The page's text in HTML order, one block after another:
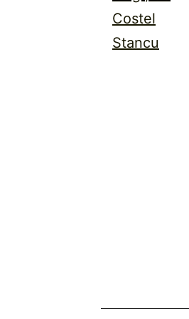
Costel
Stancu